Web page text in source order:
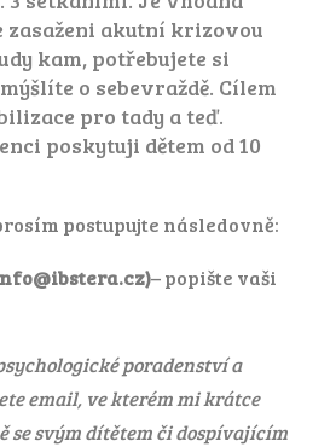
zasaženi akutní krizovou
kam, potřebujete si
o sebevraždě. Cílem
pro tady a teď.
poskytuji dětem od 10
postupujte následovně:
– popište vaši
poradenství a
email, ve kterém mi krátce
se svým dítětem či dospívajícím